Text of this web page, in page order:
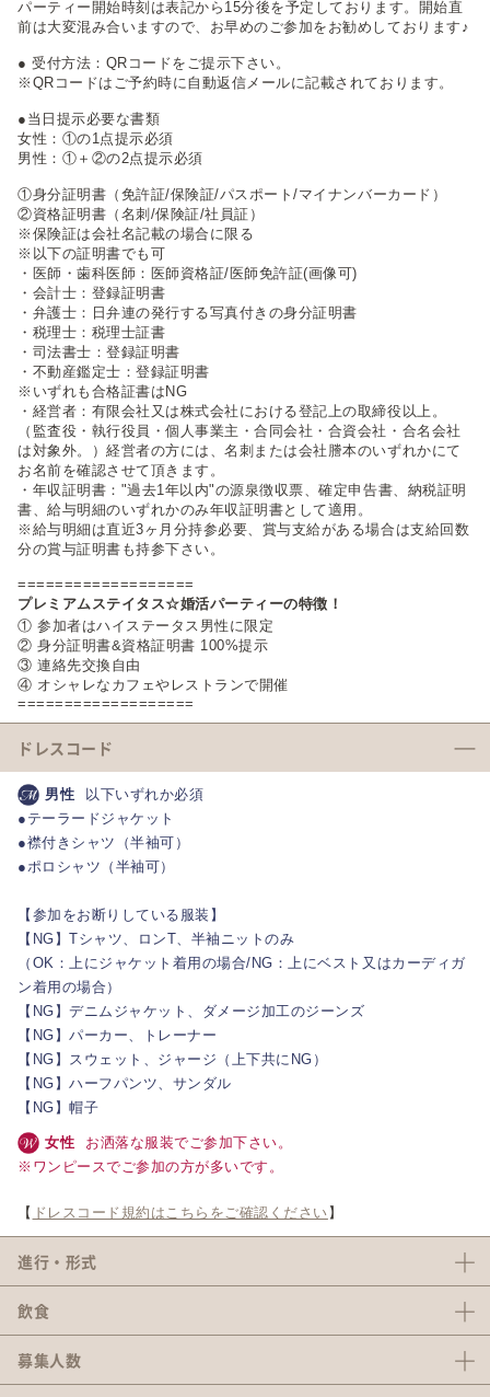
パーティー開始時刻は表記から15分後を予定しております。開始直
前は大変混み合いますので、お早めのご参加をお勧めしております♪
● 受付方法：QRコードをご提示下さい。
※QRコードはご予約時に自動返信メールに記載されております。
●当日提示必要な書類
女性：①の1点提示必須
男性：①＋②の2点提示必須
①身分証明書（免許証/保険証/パスポート/マイナンバーカード）
②資格証明書（名刺/保険証/社員証）
※保険証は会社名記載の場合に限る
※以下の証明書でも可
・医師・歯科医師：医師資格証/医師免許証(画像可)
・会計士：登録証明書
・弁護士：日弁連の発行する写真付きの身分証明書
・税理士：税理士証書
・司法書士：登録証明書
・不動産鑑定士：登録証明書
※いずれも合格証書はNG
・経営者：有限会社又は株式会社における登記上の取締役以上。
（監査役・執行役員・個人事業主・合同会社・合資会社・合名会社
は対象外。）経営者の方には、名刺または会社謄本のいずれかにて
お名前を確認させて頂きます。
・年収証明書："過去1年以内"の源泉徴収票、確定申告書、納税証明
書、給与明細のいずれかのみ年収証明書として適用。
※給与明細は直近3ヶ月分持参必要、賞与支給がある場合は支給回数
分の賞与証明書も持参下さい。
===================
プレミアムステイタス☆婚活パーティーの特徴！
① 参加者はハイステータス男性に限定
② 身分証明書&資格証明書 100%提示
③ 連絡先交換自由
④ オシャレなカフェやレストランで開催
===================
ドレスコード
男性
以下いずれか必須
●テーラードジャケット
●襟付きシャツ（半袖可）
●ポロシャツ（半袖可）
【参加をお断りしている服装】
【NG】Tシャツ、ロンT、半袖ニットのみ
（OK：上にジャケット着用の場合/NG：上にベスト又はカーディガ
ン着用の場合）
【NG】デニムジャケット、ダメージ加工のジーンズ
【NG】パーカー、トレーナー
【NG】スウェット、ジャージ（上下共にNG）
【NG】ハーフパンツ、サンダル
【NG】帽子
女性
お洒落な服装でご参加下さい。
※ワンピースでご参加の方が多いです。
【 ドレスコード規約はこちらをご確認ください 】
進行・形式
飲食
募集人数